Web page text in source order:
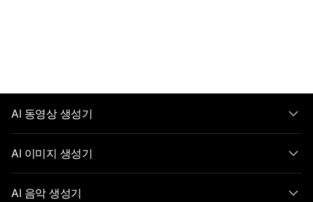
AI 동영상 생성기
AI 이미지 생성기
AI 음악 생성기